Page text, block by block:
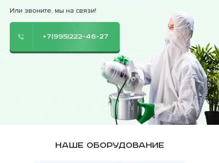
Или звоните, мы на связи!
+7(995)222-46-27
Наше оборудование